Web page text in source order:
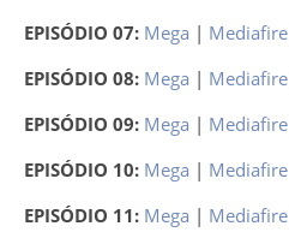
EPISÓDIO 07: Mega | Mediafire
EPISÓDIO 08: Mega | Mediafire
EPISÓDIO 09: Mega | Mediafire
EPISÓDIO 10: Mega | Mediafire
EPISÓDIO 11: Mega | Mediafire